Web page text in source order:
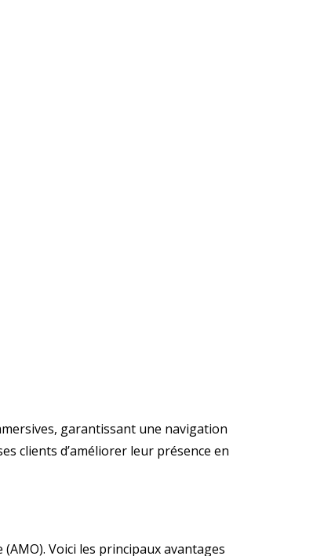
garantissant une navigation
clients d’améliorer leur présence en
Voici les principaux avantages